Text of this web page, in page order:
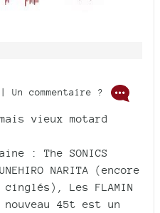
| Un commentaire ?
vieux motard
: The SONICS
NARITA (encore
Les FLAMIN
nouveau 45t est un